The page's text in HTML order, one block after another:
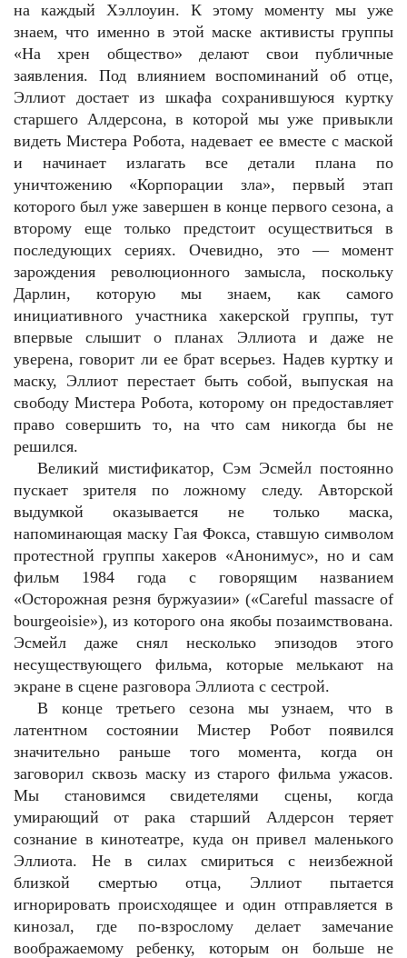
на каждый Хэллоуин. К этому моменту мы уже
знаем, что именно в этой маске активисты группы
«На хрен общество» делают свои публичные
заявления. Под влиянием воспоминаний об отце,
Эллиот достает из шкафа сохранившуюся куртку
старшего Алдерсона, в которой мы уже привыкли
видеть Мистера Робота, надевает ее вместе с маской
и начинает излагать все детали плана по
уничтожению «Корпорации зла», первый этап
которого был уже завершен в конце первого сезона, а
второму еще только предстоит осуществиться в
последующих сериях. Очевидно, это — момент
зарождения революционного замысла, поскольку
Дарлин, которую мы знаем, как самого
инициативного участника хакерской группы, тут
впервые слышит о планах Эллиота и даже не
уверена, говорит ли ее брат всерьез. Надев куртку и
маску, Эллиот перестает быть собой, выпуская на
свободу Мистера Робота, которому он предоставляет
право совершить то, на что сам никогда бы не
решился.
Великий мистификатор, Сэм Эсмейл постоянно
пускает зрителя по ложному следу. Авторской
выдумкой оказывается не только маска,
напоминающая маску Гая Фокса, ставшую символом
протестной группы хакеров «Анонимус», но и сам
фильм 1984 года с говорящим названием
«Осторожная резня буржуазии» («Careful massacre of
bourgeoisie»), из которого она якобы позаимствована.
Эсмейл даже снял несколько эпизодов этого
несуществующего фильма, которые мелькают на
экране в сцене разговора Эллиота с сестрой.
В конце третьего сезона мы узнаем, что в
латентном состоянии Мистер Робот появился
значительно раньше того момента, когда он
заговорил сквозь маску из старого фильма ужасов.
Мы становимся свидетелями сцены, когда
умирающий от рака старший Алдерсон теряет
сознание в кинотеатре, куда он привел маленького
Эллиота. Не в силах смириться с неизбежной
близкой смертью отца, Эллиот пытается
игнорировать происходящее и один отправляется в
кинозал, где по-взрослому делает замечание
воображаемому ребенку, которым он больше не